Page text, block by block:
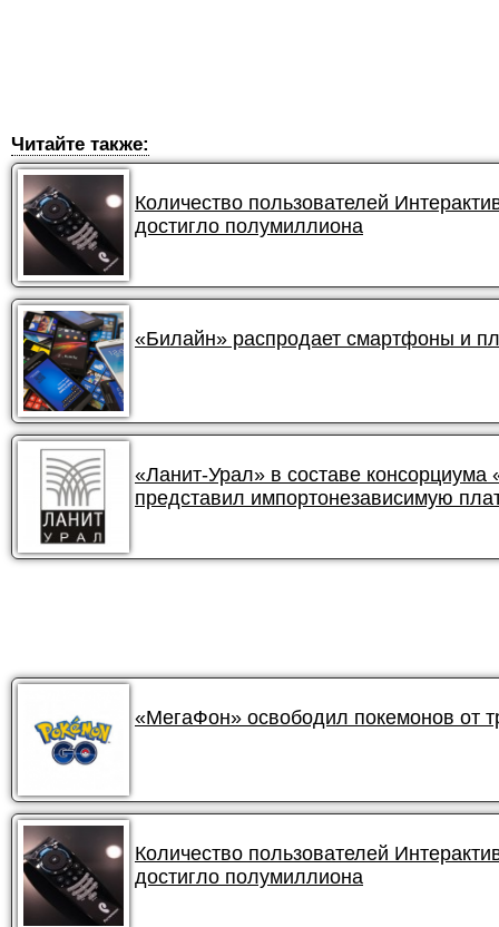
Читайте также:
Количество пользователей
достигло полумиллиона
«Билайн» распродает смартфоны и
«Ланит-Урал» в составе
представил импортонезависимую
«МегаФон» освободил покемонов от
Количество пользователей
достигло полумиллиона